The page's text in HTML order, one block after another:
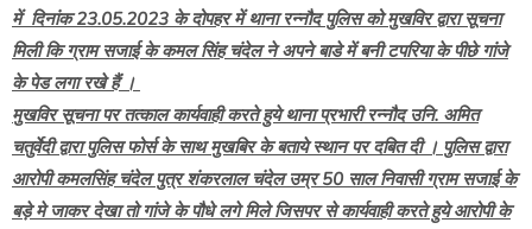
में दिनांक 23.05.2023 के दोपहर में थाना रन्नौद पुलिस को मुखविर द्वारा सूचना
मिली कि ग्राम सजाई के कमल सिंह चंदेल ने अपने बाडे में बनी टपरिया के पीछे गांजे
के पेड लगा रखे हैं ।
मुखविर सूचना पर तत्काल कार्यवाही करते हुये थाना प्रभारी रन्नौद उनि. अमित
चतुर्वेदी द्वारा पुलिस फोर्स के साथ मुखबिर के बताये स्थान पर दबित दी । पुलिस द्वारा
आरोपी कमलसिंह चंदेल पुत्र शंकरलाल चंदेल उम्र 50 साल निवासी ग्राम सजाई के
बड़े मे जाकर देखा तो गांजे के पौधे लगे मिले जिसपर से कार्यवाही करते हुये आरोपी के